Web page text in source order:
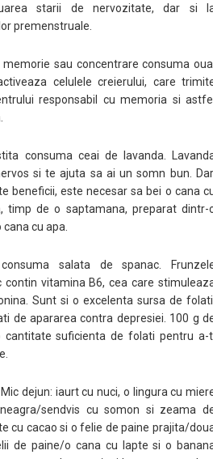
starii de nervozitate, dar si
premenstruale.
memorie sau concentrare consuma
celulele creierului, care
responsabil cu memoria si
consuma ceai de lavanda.
si te ajuta sa ai un somn bun.
beneficii, este necesar sa bei o cana
timp de o saptamana, preparat dintr-
cu apa.
salata de spanac.
contin vitamina B6, cea care
Sunt si o excelenta sursa de
de apararea contra depresiei. 100 g
cantitate suficienta de folati pentru a-
dejun: iaurt cu nuci, o lingura cu
sendvis cu somon si zeama
cu cacao si o felie de paine prajita/
de paine/o cana cu lapte si o